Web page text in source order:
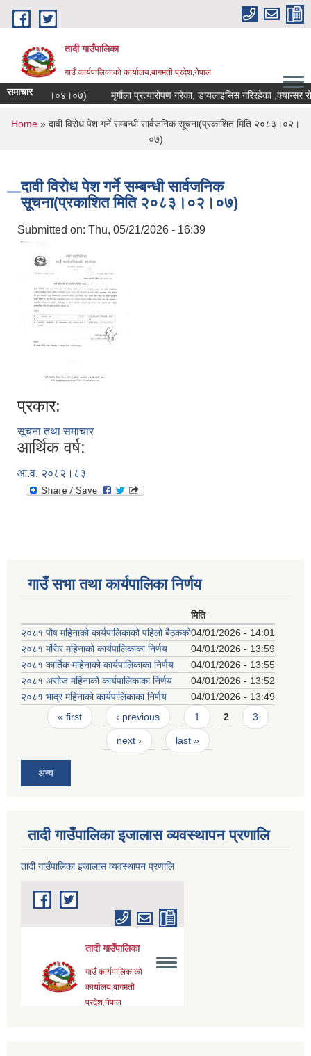
Skip to main content
तादी गाउँपालिका
गाउँ कार्यपालिकाको कार्यालय,बागमती प्रदेश,नेपाल
समाचार
मिति २०८३।०४।०७) मृर्गौला प्रत्यारोपण गरेका, डायलाइसिस गरिरहेका
You are here
Home » दावी विरोध पेश गर्ने सम्बन्धी सार्वजनिक सूचना(प्रकाशित मिति २०८३।०२।
०७)
दावी विरोध पेश गर्ने सम्बन्धी सार्वजनिक
सूचना(प्रकाशित मिति २०८३।०२।०७)
Submitted on: Thu, 05/21/2026 - 16:39
प्रकार:
सूचना तथा समाचार
आर्थिक वर्ष:
आ.व. २०८२।८३
गाउँ सभा तथा कार्यपालिका निर्णय
मिति
२०८१ पौष महिनाको कार्यपालिकाको पहिलो बैठकको04/01/2026 - 14:01
२०८१ मंसिर महिनाको कार्यपालिकाका निर्णय
04/01/2026 - 13:59
२०८१ कार्तिक महिनाको कार्यपालिकाका निर्णय
04/01/2026 - 13:55
२०८१ असोज महिनाको कार्यपालिकाका निर्णय
04/01/2026 - 13:52
२०८१ भाद्र महिनाको कार्यपालिकाका निर्णय
04/01/2026 - 13:49
Pages
« first ‹ previous 1 2 3
next › last »
अन्य
तादी गाउँपालिका इजालास व्यवस्थापन प्रणालि
तादी गाउँपालिका इजालास व्यवस्थापन प्रणालि